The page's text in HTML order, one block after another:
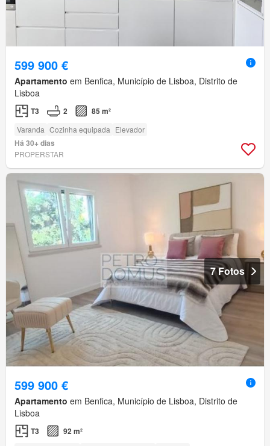
599 900 €
Apartamento em Benfica, Município de Lisboa, Distrito de
Lisboa
T3 2 85 m²
Varanda Cozinha equipada Elevador
Há 30+ dias
PROPERSTAR
7 Fotos
599 900 €
Apartamento em Benfica, Município de Lisboa, Distrito de
Lisboa
T3 92 m²